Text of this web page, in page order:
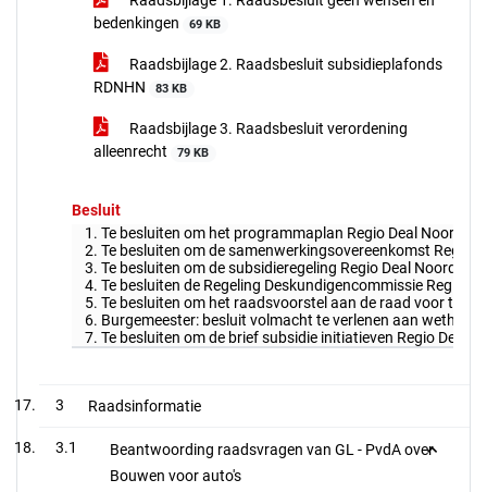
bedenkingen
69 KB
Raadsbijlage 2. Raadsbesluit subsidieplafonds
RDNHN
83 KB
Raadsbijlage 3. Raadsbesluit verordening
alleenrecht
79 KB
Besluit
1. Te besluiten om het programmaplan Regio Deal Noord-
2. Te besluiten om de samenwerkingsovereenkomst Regio
3. Te besluiten om de subsidieregeling Regio Deal Noord-
4. Te besluiten de Regeling Deskundigencommissie Regio
5. Te besluiten om het raadsvoorstel aan de raad voor te
6. Burgemeester: besluit volmacht te verlenen aan
7. Te besluiten om de brief subsidie initiatieven Regio Deal
3 Raadsinformatie
3.1
Beantwoording raadsvragen van GL - PvdA over
Bouwen voor auto's